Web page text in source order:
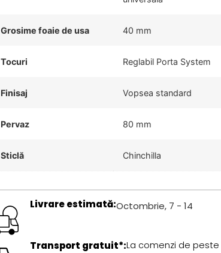
Grosime foaie de usa 40 mm
Tocuri Reglabil Porta System
Finisaj Vopsea standard
Pervaz 80 mm
Sticlă Chinchilla
Livrare estimată:Octombrie, 7 - 14
Transport gratuit*:La comenzi de peste